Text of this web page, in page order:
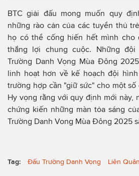
BTC giải đấu mong muốn quy
những rào cản của các tuyển thủ
họ có thể cống hiến hết mình cho
thắng lợi chung cuộc. Những
Trường Danh Vọng Mùa Đông
linh hoạt hơn về kế hoạch đội
trường hợp cần "giữ sức" cho một
Hy vọng rằng với quy định mới này,
chứng kiến những màn tỏa sáng
Trường Danh Vong Mùa Đông 2025
Tag: Đấu Trường Danh Vọng Liên